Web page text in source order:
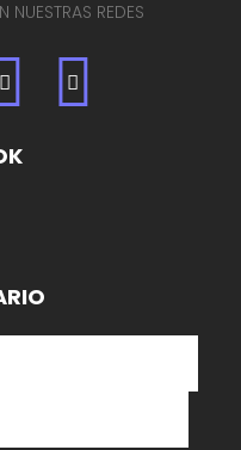
NUESTRAS REDES